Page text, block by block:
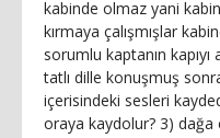
kabinde olmaz yani
kırmaya çalışmışlar
sorumlu kaptanın kapıyı
tatlı dille konuşmuş
içerisindeki sesleri
oraya kaydolur? 3)